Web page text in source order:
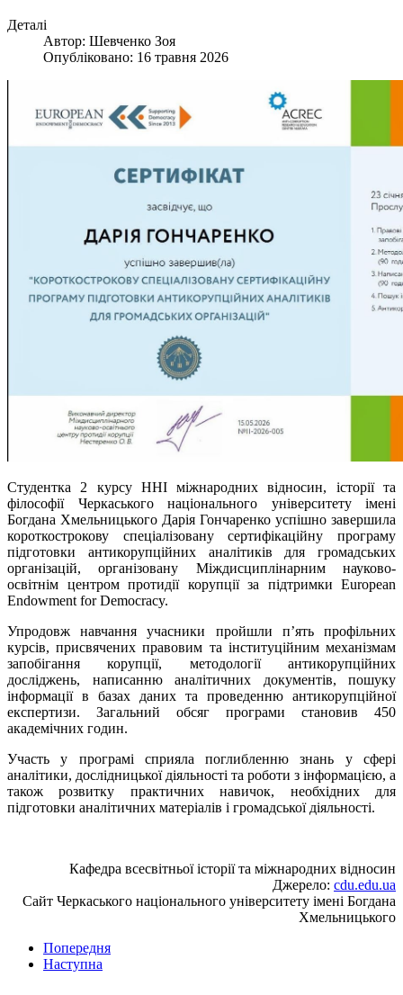
Деталі
Автор: Шевченко Зоя
Опубліковано: 16 травня 2026
Студентка 2 курсу ННІ міжнародних відносин, історії та
філософії Черкаського національного університету імені
Богдана Хмельницького Дарія Гончаренко успішно завершила
короткострокову спеціалізовану сертифікаційну програму
підготовки антикорупційних аналітиків для громадських
організацій, організовану Міждисциплінарним науково-
освітнім центром протидії корупції за підтримки European
Endowment for Democracy.
Упродовж навчання учасники пройшли п’ять профільних
курсів, присвячених правовим та інституційним механізмам
запобігання корупції, методології антикорупційних
досліджень, написанню аналітичних документів, пошуку
інформації в базах даних та проведенню антикорупційної
експертизи. Загальний обсяг програми становив 450
академічних годин.
Участь у програмі сприяла поглибленню знань у сфері
аналітики, дослідницької діяльності та роботи з інформацією, а
також розвитку практичних навичок, необхідних для
підготовки аналітичних матеріалів і громадської діяльності.
Кафедра всесвітньої історії та міжнародних відносин
Джерело: cdu.edu.ua
Сайт Черкаського національного університету імені Богдана
Хмельницького
Попередня
Наступна